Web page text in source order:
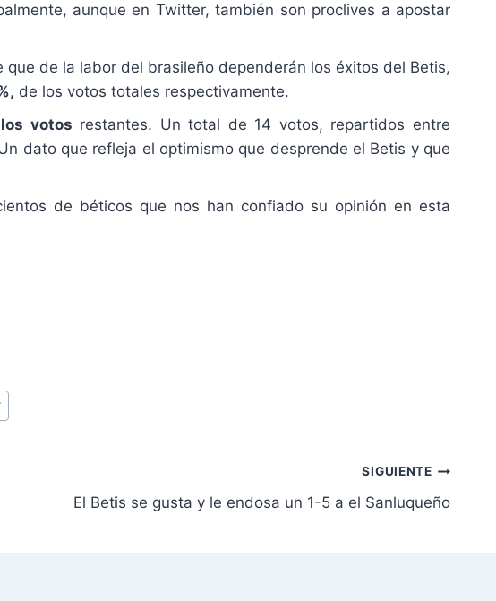
aunque en Twitter, también son proclives a apostar
de la labor del brasileño dependerán los éxitos del Betis,
de los votos totales respectivamente.
votos restantes. Un total de 14 votos, repartidos entre
dato que refleja el optimismo que desprende el Betis y que
de béticos que nos han confiado su opinión en esta
SIGUIENTE
El Betis se gusta y le endosa un 1-5 a el Sanluqueño